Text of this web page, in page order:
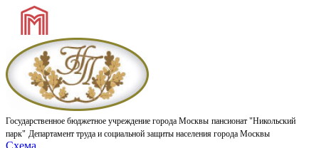
Государственное бюджетное учреждение города Москвы пансионат "Никольский
парк" Департамент труда и социальной защиты населения города Москвы